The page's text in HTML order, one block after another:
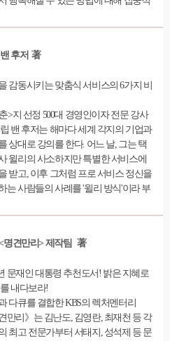
한 관계를 맺고 그 사람을 내 뜻대로
간단히 해결할 수 있는 비법을 만나보
후저 著
감동시키는 맞춤식 서비스의 6가지 비
>지 선정 500대 경영인이자 전문 강사
밴 후저는 해마다 세계 각지의 기업과
상대로 강의를 한다. 어느 날, 그는 택
윌리의 사소하지만 특별한 서비스에
받고, 이후 그처럼 프로 서비스 정신을
는 사람들의 사례를 '윌리 방식'이라 부
친절한 윌리 씨』는 저자가 겪은 생생한
>를 통해 얻어낸 교훈을 실생활에 응
객을 보는 즉시 알은체하라' 등 6가지 기
스 비법을 통해 재미있고 잔잔하게 고
의 철학을 들려준다. "
명견만리> 제작팀 著
문재인 대통령 추천도서! 밝은 지혜로
내다보라!
다큐를 결합한 KBS의 렉처멘터리
견만리》는 김난도, 김영란, 최재천 등 각
최고 전문가부터 서태지, 성석제 등 문